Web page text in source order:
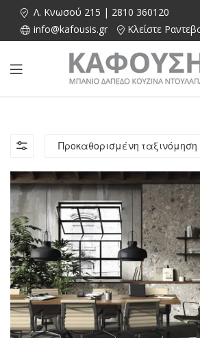
Λ. Κνωσού 215 | 2810 360120
info@kafousis.gr
Κλείστε